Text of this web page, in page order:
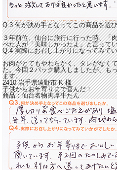
Q.3 何が決め手となってこの商品を選
３年前位、仙台に旅行に行った時、「
べた人が「美味しかったよ」と言って
Q.4 実際にお召し上がりになってみて
お肉がとてもやわらかく、タレがなく
た。今回２パック購入しましたが、も
ます。
2410 岩手県遠野市K様
子供からお年寄りまで喜んだ！
商品：仙台名物肉厚牛たん